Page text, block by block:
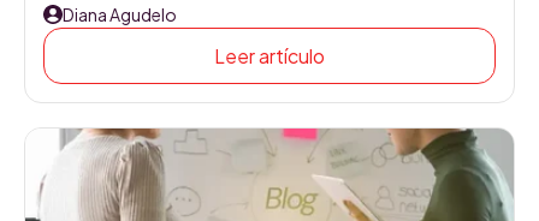
Diana Agudelo
Leer artículo